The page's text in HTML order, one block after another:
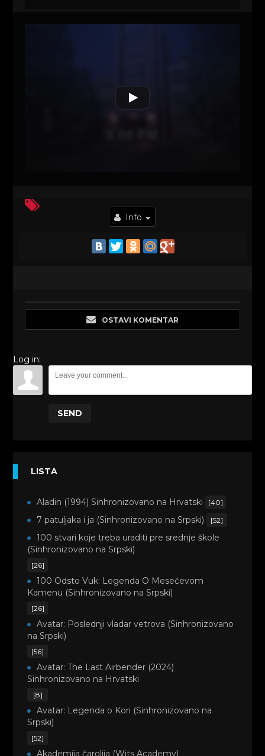
Info
OSTAVI KOMENTAR
Log in:
SEND
LISTA
Aladin (1994) Sinhronizovano na Hrvatski [40]
7 patuljaka i ja (Sinhronizovano na Srpski) [52]
100 stvari koje treba uraditi pre srednje škole
(Sinhronizovano na Srpski)
[26]
100 Odsto Vuk: Legenda O Mesečevom
Kamenu (Sinhronizovano na Srpski)
[26]
Avatar: Poslednji vladar vetrova (Sinhronizovano
na Srpski)
[56]
Avatar: The Last Airbender (2024)
Sinhronizovano na Hrvatski
[8]
Avatar: Legenda o Kori (Sinhronizovano na
Srpski)
[52]